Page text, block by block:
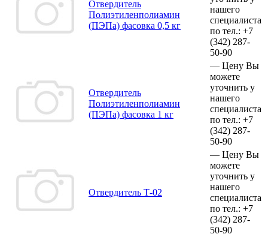
Отвердитель
Полиэтиленполиамин
(ПЭПа) фасовка 0,5 кг
нашего
специалиста
по тел.: +7
(342) 287-
50-90
Отвердитель
Полиэтиленполиамин
(ПЭПа) фасовка 1 кг
— Цену Вы
можете
уточнить у
нашего
специалиста
по тел.: +7
(342) 287-
50-90
Отвердитель Т-02
— Цену Вы
можете
уточнить у
нашего
специалиста
по тел.: +7
(342) 287-
50-90